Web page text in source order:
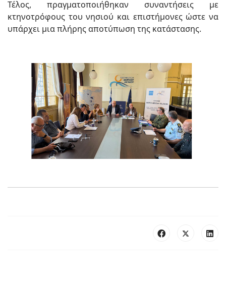
Τέλος, πραγματοποιήθηκαν συναντήσεις με
κτηνοτρόφους του νησιού και επιστήμονες ώστε να
υπάρχει μια πλήρης αποτύπωση της κατάστασης.